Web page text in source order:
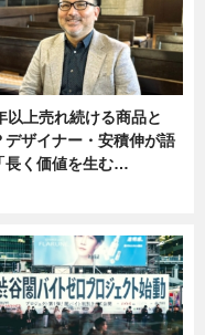
以上売れ続ける商品と
デザイナー・安積伸が語
長く価値を生む…